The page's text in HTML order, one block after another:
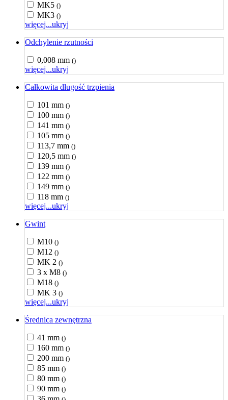
MK5 ()
MK3 ()
więcej...ukryj
Odchylenie rzutności
0,008 mm ()
więcej...ukryj
Całkowita długość trzpienia
101 mm ()
100 mm ()
141 mm ()
105 mm ()
113,7 mm ()
120,5 mm ()
139 mm ()
122 mm ()
149 mm ()
118 mm ()
więcej...ukryj
Gwint
M10 ()
M12 ()
MK 2 ()
3 x M8 ()
M18 ()
MK 3 ()
więcej...ukryj
Średnica zewnętrzna
41 mm ()
160 mm ()
200 mm ()
85 mm ()
80 mm ()
90 mm ()